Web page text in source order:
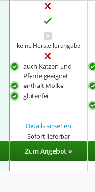
keine Herstellerangabe
auch Katzen und
Pferde geeignet
enthält Molke
glutenfei
Details ansehen
Sofort lieferbar
Zum Angebot »